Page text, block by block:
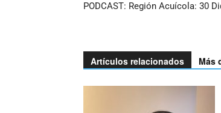
PODCAST: Región Acuícola: 30
Artículos relacionados Más